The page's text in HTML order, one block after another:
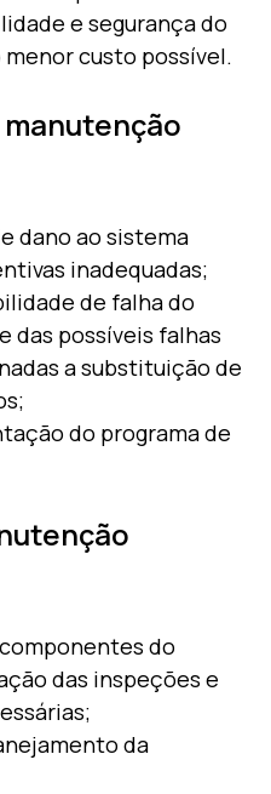
e segurança do
custo possível.
dano ao sistema
inadequadas;
de falha do
das possíveis falhas
a substituição de
do programa de
do
das inspeções e
da